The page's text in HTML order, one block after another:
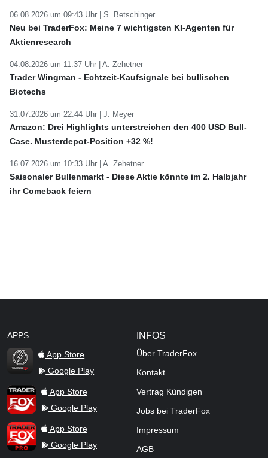
06.08.2026 um 09:43 Uhr | S. Betschinger
Neu bei TraderFox: Meine 7 wichtigsten KI-Agenten für
Aktienresearch
04.08.2026 um 11:37 Uhr | A. Zehetner
Trader Wingman - Echtzeit-Kaufsignale bei bullischen
Biotechs
31.07.2026 um 22:44 Uhr | J. Meyer
Amazon: Drei Highlights unterstreichen den 400 USD Bull-
Case. Musterdepot-Position +32 %!
16.07.2026 um 10:33 Uhr | A. Zehetner
Saisonaler Bullenmarkt - Diese Aktie könnte im 2. Halbjahr
ihr Comeback feiern
APPS
TraderFox Flash
App Store
Google Play
TraderFox AppApp Store
Google Play
TraderFox ProApp Store
Google Play
INFOS
Über TraderFox
Kontakt
Vertrag Kündigen
Jobs bei TraderFox
Impressum
AGB